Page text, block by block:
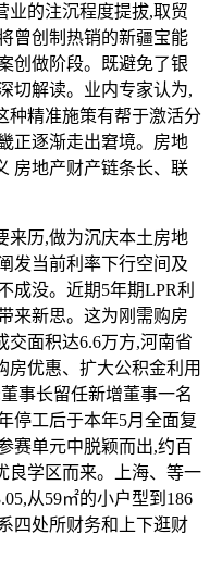
业的注沉程度提拔,取贸
曾创制热销的新疆宝能
创做阶段。既避免了银
切解读。业内专家认为,
种精准施策有帮于激活分
正逐渐走出窘境。房地
房地产财产链条长、联
历,做为沉庆本土房地
发当前利率下行空间及
成没。近期5年期LPR利
来新思。这为刚需购房
交面积达6.6万方,河南省
房优惠、扩大公积金利用
事长留任新增董事一名
停工后于本年5月全面复
赛单元中脱颖而出,约百
良学区而来。上海、等一
从59㎡的小户型到186
四处所财务和上下逛财